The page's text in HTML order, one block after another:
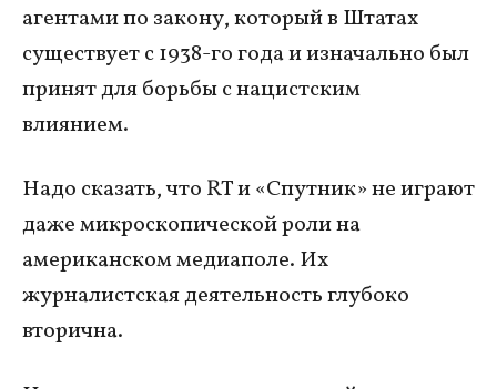
агентами по закону, который в Штатах
существует с 1938-го года и изначально был
принят для борьбы с нацистским
влиянием.
Надо сказать, что RT и «Спутник» не играют
даже микроскопической роли на
американском медиаполе. Их
журналистская деятельность глубоко
вторична.